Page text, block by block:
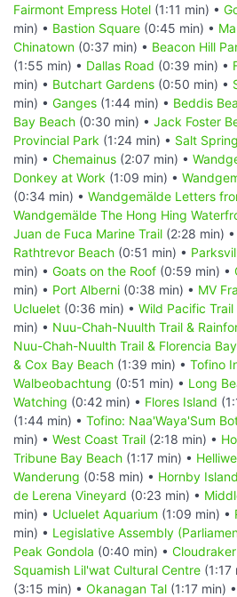
Fairmont Empress Hotel (1:11 min) •
min) • Bastion Square (0:45 min) •
Chinatown (0:37 min) • Beacon Hill
(1:55 min) • Dallas Road (0:39 min) •
min) • Butchart Gardens (0:50 min) •
min) • Ganges (1:44 min) • Beddis
Bay Beach (0:30 min) • Jack Foster
Provincial Park (1:24 min) • Salt
min) • Chemainus (2:07 min) •
Donkey at Work (1:09 min) •
(0:34 min) • Wandgemälde Letters
Wandgemälde The Hong Hing
Juan de Fuca Marine Trail (2:28 min) •
Rathtrevor Beach (0:51 min) •
min) • Goats on the Roof (0:59 min) •
min) • Port Alberni (0:38 min) • MV
Ucluelet (0:36 min) • Wild Pacific Trail
min) • Nuu-Chah-Nuulth Trail &
Nuu-Chah-Nuulth Trail & Florencia
& Cox Bay Beach (1:39 min) • Tofino
Walbeobachtung (0:51 min) • Long
Watching (0:42 min) • Flores Island
(1:44 min) • Tofino: Naa'Waya'Sum
min) • West Coast Trail (2:18 min) •
Tribune Bay Beach (1:17 min) •
Wanderung (0:58 min) • Hornby
de Lerena Vineyard (0:23 min) •
min) • Ucluelet Aquarium (1:09 min) •
min) • Legislative Assembly
Peak Gondola (0:40 min) •
Squamish Lil'wat Cultural Centre (1:17
(3:15 min) • Okanagan Tal (1:17 min) •